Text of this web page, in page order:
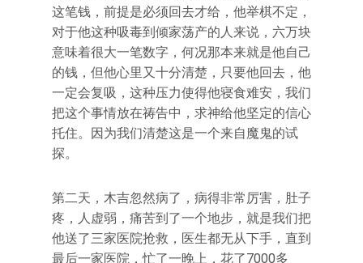
这笔钱，前提是必须回去才给，他举棋不定，
对于他这种吸毒到倾家荡产的人来说，六万块
意味着很大一笔数字，何况那本来就是他自己
的钱，但他心里又十分清楚，只要他回去，他
一定会复吸，这种压力使得他寝食难安，我们
把这个事情放在祷告中，求神给他坚定的信心
托住。因为我们清楚这是一个来自魔鬼的试
探。
第二天，木吉忽然病了，病得非常厉害，肚子
疼，人虚弱，痛苦到了一个地步，就是我们把
他送了三家医院抢救，医生都无从下手，直到
最后一家医院，忙了一晚上，花了7000多